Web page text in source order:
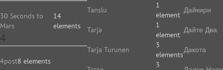
30 Seconds to
Mars
14
elements
4
4post8 elements
Tanslu
1
element
Tarja
1
element
Tarja Turunen
3
elements
3
Дайкири
Дайте Два
Дакота